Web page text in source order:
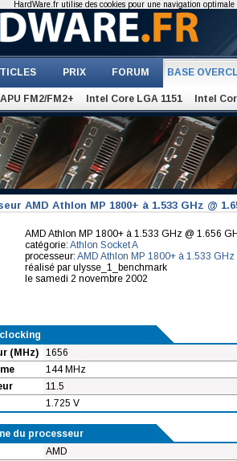
PRIX FORUM BASE
FM2/FM2+ Intel Core LGA 1151 Intel
AMD Athlon MP 1800+ à 1.533 GHz @
AMD Athlon MP 1800+ à 1.533 GHz @ 1.656
catégorie: Athlon Socket A
processeur: AMD Athlon MP 1800+ à 1.533 GHz
réalisé par ulysse_1_benchmark
le samedi 2 novembre 2002
(MHz)
1656
144 MHz
11.5
1.725 V
du processeur
AMD
HardWare.fr utilise des cookies pour une navigation